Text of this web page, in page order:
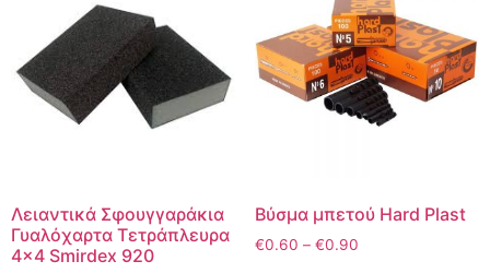
Λειαντικά Σφουγγαράκια
Γυαλόχαρτα Τετράπλευρα
4×4 Smirdex 920
Βύσμα μπετού Hard Plast
€0.60 – €0.90